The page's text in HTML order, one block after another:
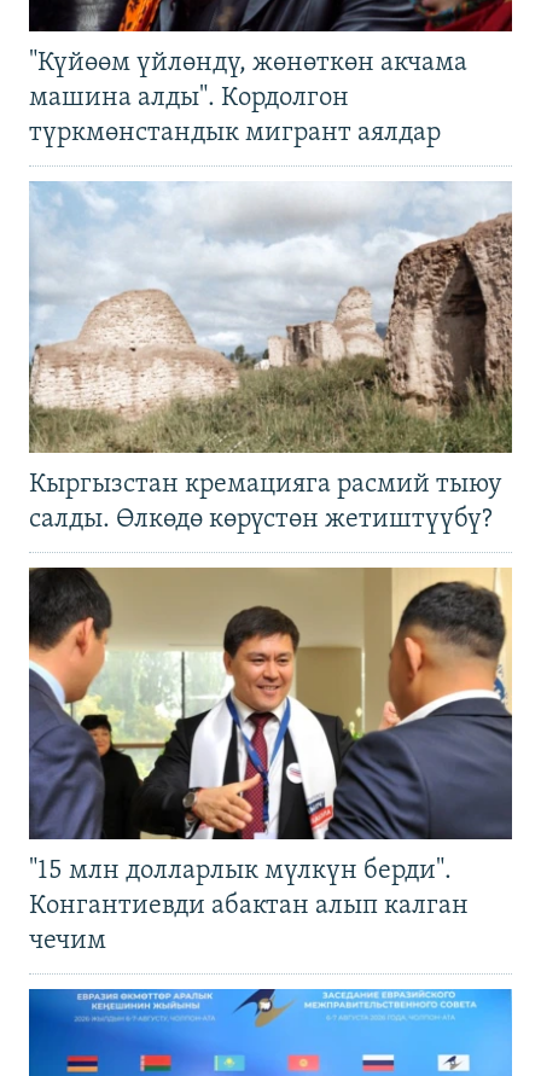
"Күйөөм үйлөндү, жөнөткөн акчама
машина алды". Кордолгон
түркмөнстандык мигрант аялдар
Кыргызстан кремацияга расмий тыюу
салды. Өлкөдө көрүстөн жетиштүүбү?
"15 млн долларлык мүлкүн берди".
Конгантиевди абактан алып калган
чечим